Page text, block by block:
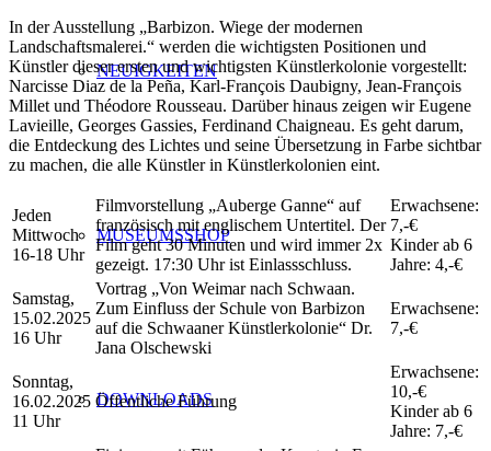
NEUIGKEITEN
MUSEUMSSHOP
DOWNLOADS
In der Ausstellung „Barbizon. Wiege der modernen
Landschaftsmalerei.“ werden die wichtigsten Positionen und
Künstler dieser ersten und wichtigsten Künstlerkolonie vorgestellt:
Narcisse Diaz de la Peña, Karl-François Daubigny, Jean-François
Millet und Théodore Rousseau. Darüber hinaus zeigen wir Eugene
Lavieille, Georges Gassies, Ferdinand Chaigneau. Es geht darum,
die Entdeckung des Lichtes und seine Übersetzung in Farbe sichtbar
zu machen, die alle Künstler in Künstlerkolonien eint.
Jeden
Mittwoch
16-18 Uhr
Filmvorstellung „Auberge Ganne“ auf
französisch mit englischem Untertitel. Der
Film geht 30 Minuten und wird immer 2x
gezeigt. 17:30 Uhr ist Einlassschluss.
Erwachsene:
7,-€
Kinder ab 6
Jahre: 4,-€
Samstag,
15.02.2025
16 Uhr
Vortrag „Von Weimar nach Schwaan.
Zum Einfluss der Schule von Barbizon
auf die Schwaaner Künstlerkolonie“ Dr.
Jana Olschewski
Erwachsene:
7,-€
Sonntag,
16.02.2025
11 Uhr
Öffentliche Führung
Erwachsene:
10,-€
Kinder ab 6
Jahre: 7,-€